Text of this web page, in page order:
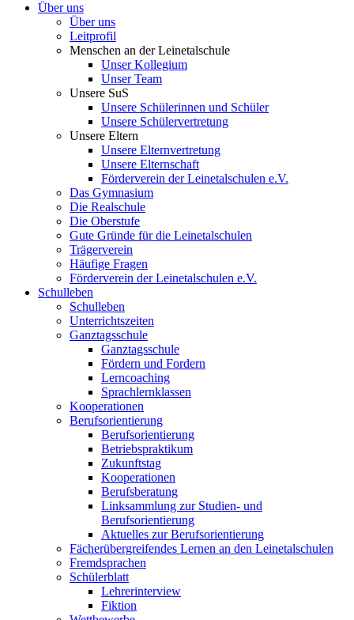
Über uns
Über uns
Leitprofil
Menschen an der Leinetalschule
Unser Kollegium
Unser Team
Unsere SuS
Unsere Schülerinnen und Schüler
Unsere Schülervertretung
Unsere Eltern
Unsere Elternvertretung
Unsere Elternschaft
Förderverein der Leinetalschulen e.V.
Das Gymnasium
Die Realschule
Die Oberstufe
Gute Gründe für die Leinetalschulen
Trägerverein
Häufige Fragen
Förderverein der Leinetalschulen e.V.
Schulleben
Schulleben
Unterrichtszeiten
Ganztagsschule
Ganztagsschule
Fördern und Fordern
Lerncoaching
Sprachlernklassen
Kooperationen
Berufsorientierung
Berufsorientierung
Betriebspraktikum
Zukunftstag
Kooperationen
Berufsberatung
Linksammlung zur Studien- und
Berufsorientierung
Aktuelles zur Berufsorientierung
Fächerübergreifendes Lernen an den Leinetalschulen
Fremdsprachen
Schülerblatt
Lehrerinterview
Fiktion